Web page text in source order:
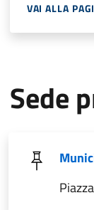
VAI ALLA
Sede